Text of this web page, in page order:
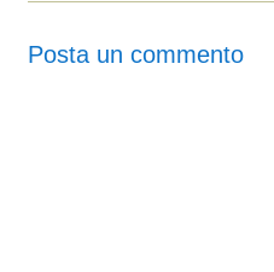
Posta un commento